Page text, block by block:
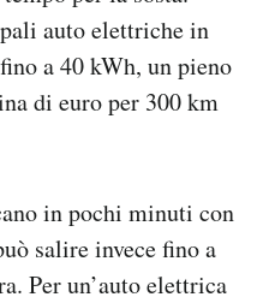
auto elettriche in
a 40 kWh, un pieno
di euro per 300 km
in pochi minuti con
salire invece fino a
Per un’auto elettrica